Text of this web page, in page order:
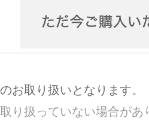
お取り扱いとなります。
り扱っていない場合があ